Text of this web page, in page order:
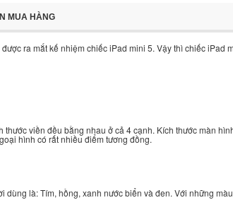
MUA HÀNG
ra mắt kế nhiệm chiếc iPad mini 5. Vậy thì chiếc iPad
viền đều bằng nhau ở cả 4 cạnh. Kích thước màn
hình có rất nhiều điểm tương đồng.
là: Tím, hồng, xanh nước biển và đen. Với những